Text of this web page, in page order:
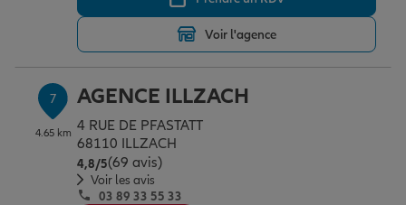
Voir l'agence
7
4.65 km
AGENCE ILLZACH
4 RUE DE PFASTATT
68110 ILLZACH
4,8/5Note de 4.8 sur 5
(69 avis)
Voir les avis
03 89 33 55 33